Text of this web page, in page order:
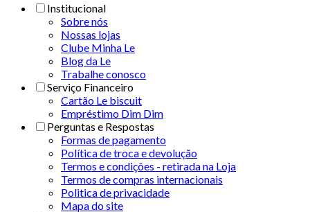
Institucional
Sobre nós
Nossas lojas
Clube Minha Le
Blog da Le
Trabalhe conosco
Serviço Financeiro
Cartão Le biscuit
Empréstimo Dim Dim
Perguntas e Respostas
Formas de pagamento
Política de troca e devolução
Termos e condições - retirada na Loja
Termos de compras internacionais
Politica de privacidade
Mapa do site